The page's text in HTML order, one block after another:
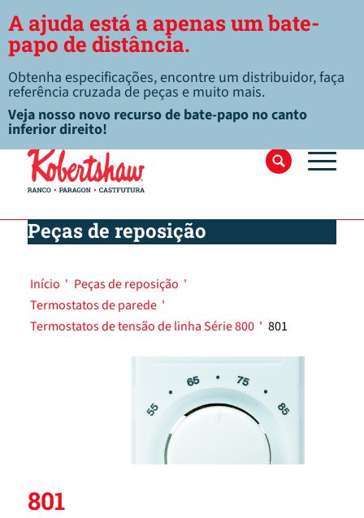
A ajuda está a apenas um bate-
papo de distância.
Obtenha especificações, encontre um distribuidor, faça
referência cruzada de peças e muito mais.
Veja nosso novo recurso de bate-papo no canto
inferior direito!
Peças de reposição
Início ' Peças de reposição '
Termostatos de parede '
Termostatos de tensão de linha Série 800 ' 801
801